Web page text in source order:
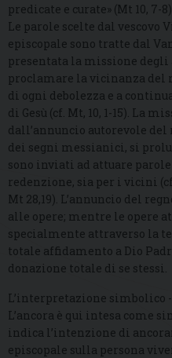
predicate e curate» (Mt 10, 7-8)
Le parole scelte dal
episcopale sono tratte dal
presentata la missione
proclamare la vicinanza del
di ogni debolezza e a
di Gesù (cf. Mt, 10, 1-15). La
dall’annuncio autorevole
dei segni messianici, si
sono inviati ad attuare
redenzione, sia per i vicini
Mt 28,19). L’annuncio del
alle opere; mentre le opere
specialmente attraverso la
totale affidamento a Dio
donazione totale di se stessi.
L’interpretazione simbolico
L’ancora è qui intesa come
indica l’intenzione di
episcopale sulla persona